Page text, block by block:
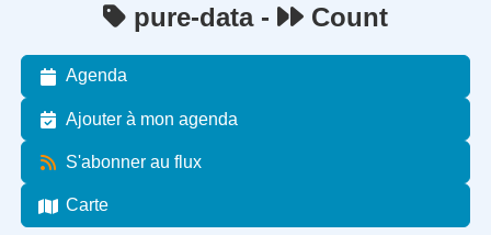
pure-data - Count
Agenda
Ajouter à mon agenda
S'abonner au flux
Carte